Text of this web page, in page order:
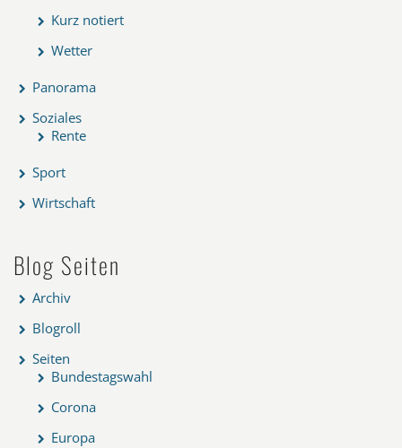
Kurz notiert
Wetter
Panorama
Soziales
Rente
Sport
Wirtschaft
Blog Seiten
Archiv
Blogroll
Seiten
Bundestagswahl
Corona
Europa